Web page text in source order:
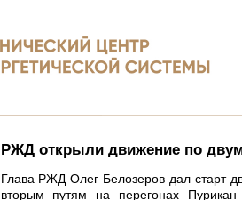
РЖД открыли движение по
Глава РЖД Олег Белозеров дал старт
вторым путям на перегонах